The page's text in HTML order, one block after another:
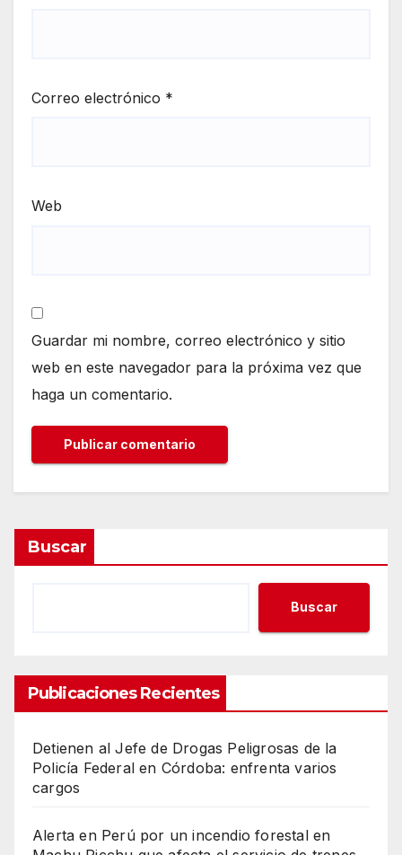
Correo electrónico *
Web
Guardar mi nombre, correo electrónico y sitio
web en este navegador para la próxima vez que
haga un comentario.
Buscar
Buscar
Publicaciones Recientes
Detienen al Jefe de Drogas Peligrosas de la
Policía Federal en Córdoba: enfrenta varios
cargos
Alerta en Perú por un incendio forestal en